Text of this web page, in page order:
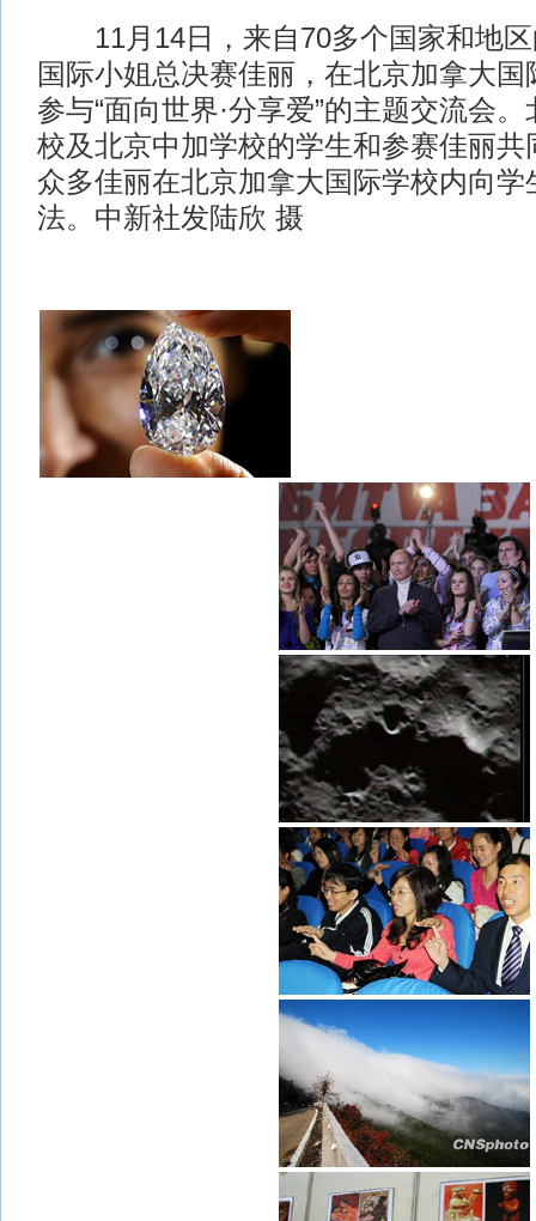
11月14日，来自70多个国家和地区
国际小姐总决赛佳丽，在北京加拿大
参与“面向世界·分享爱”的主题交流会
校及北京中加学校的学生和参赛佳丽共
众多佳丽在北京加拿大国际学校内向学
法。中新社发陆欣 摄